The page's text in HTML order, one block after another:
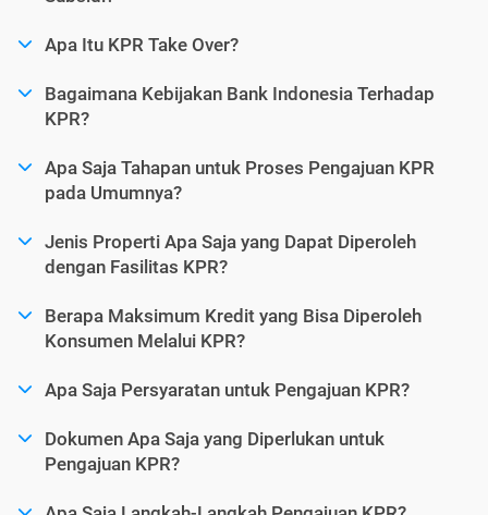
Apa Itu KPR Take Over?
Bagaimana Kebijakan Bank Indonesia Terhadap
KPR?
Apa Saja Tahapan untuk Proses Pengajuan KPR
pada Umumnya?
Jenis Properti Apa Saja yang Dapat Diperoleh
dengan Fasilitas KPR?
Berapa Maksimum Kredit yang Bisa Diperoleh
Konsumen Melalui KPR?
Apa Saja Persyaratan untuk Pengajuan KPR?
Dokumen Apa Saja yang Diperlukan untuk
Pengajuan KPR?